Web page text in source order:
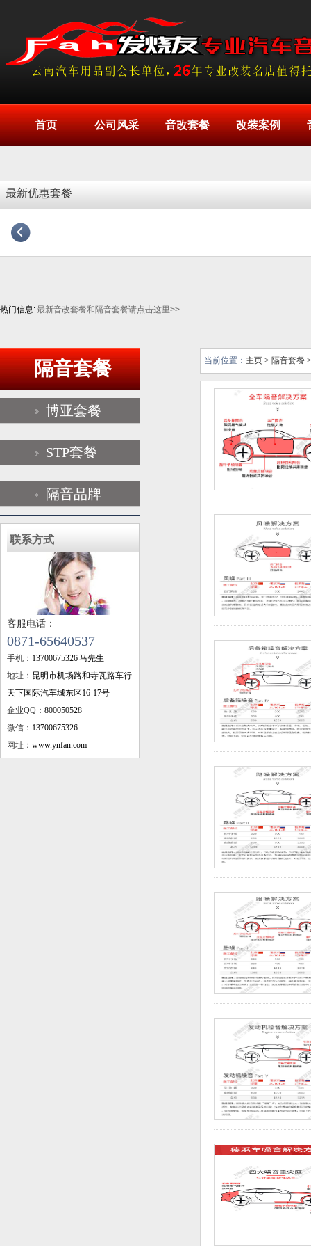
首页 公司风采 音改套餐 改装案例
最新优惠套餐
热门信息:最新音改套餐和隔音套餐请点击这里>>
隔音套餐
博亚套餐
STP套餐
隔音品牌
联系方式
客服电话：
0871-65640537
手机： 13700675326 马先生
地址： 昆明市机场路和寺瓦路车行
天下国际汽车城东区16-17号
企业QQ： 800050528
微信： 13700675326
网址： www.ynfan.com
当前位置： 主页 > 隔音套餐 >